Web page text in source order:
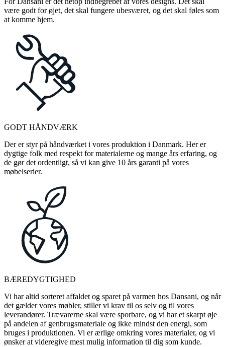
være godt for øjet, det skal fungere ubesværet, og det skal føles som
at komme hjem.
GODT HÅNDVÆRK
Der er styr på håndværket i vores produktion i Danmark. Her er
dygtige folk med respekt for materialerne og mange års erfaring, og
de gør det ordentligt, så vi kan give 10 års garanti på vores
møbelserier.
BÆREDYGTIGHED
Vi har altid sorteret affaldet og sparet på varmen hos Dansani, og når
det gælder vores møbler, stiller vi krav til os selv og til vores
leverandører. Trævarerne skal være sporbare, og vi har et skarpt øje
på andelen af genbrugsmateriale og ikke mindst den energi, som
bruges i produktionen. Vi er ærlige omkring vores materialer, og vi
ønsker at videregive mest mulig information til dig som kunde.